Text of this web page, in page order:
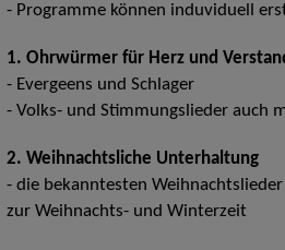
- Programme können induviduell
1. Ohrwürmer für Herz und
- Evergeens und Schlager
- Volks- und Stimmungslieder auch
2. Weihnachtsliche Unterhaltung
- die bekanntesten
zur Weihnachts- und Winterzeit